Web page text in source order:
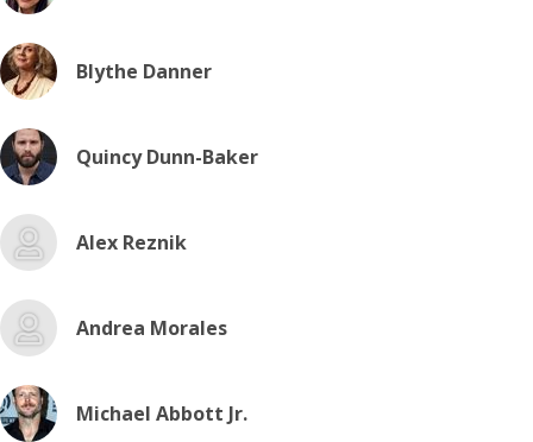
Blythe Danner
Quincy Dunn-Baker
Alex Reznik
Andrea Morales
Michael Abbott Jr.